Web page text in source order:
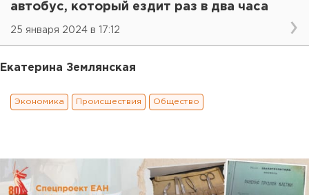
автобус, который ездит раз в два часа
25 января 2024 в 17:12
Екатерина Землянская
Экономика Происшествия Общество